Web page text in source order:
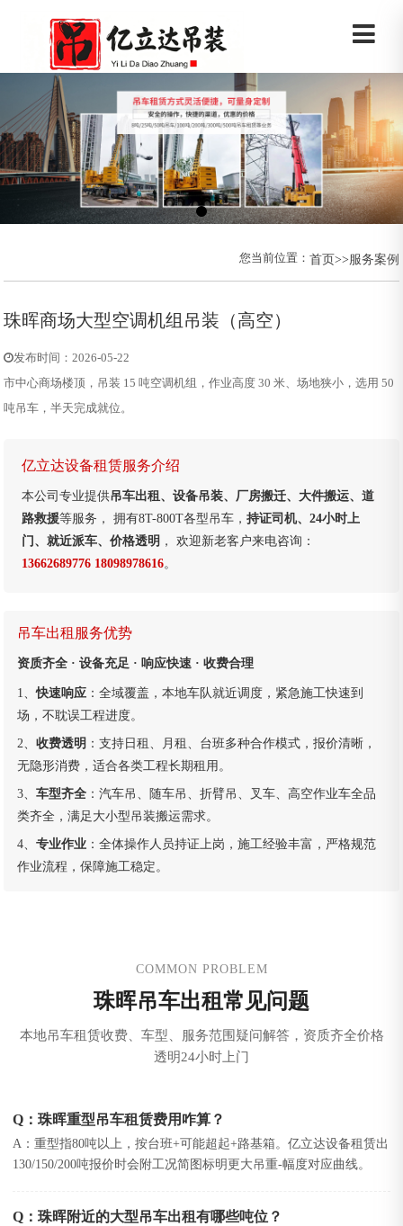
您当前位置： 首页>>服务案例
珠晖商场大型空调机组吊装（高空）
发布时间：2026-05-22
市中心商场楼顶，吊装 15 吨空调机组，作业高度 30 米、场地狭小，选用 50
吨吊车，半天完成就位。
亿立达设备租赁服务介绍
本公司专业提供吊车出租、设备吊装、厂房搬迁、大件搬运、道
路救援等服务， 拥有8T-800T各型吊车，持证司机、24小时上
门、就近派车、价格透明 ， 欢迎新老客户来电咨询：
13662689776 18098978616。
吊车出租服务优势
资质齐全 · 设备充足 · 响应快速 · 收费合理
1、快速响应 ：全域覆盖，本地车队就近调度，紧急施工快速到
场，不耽误工程进度。
2、收费透明 ：支持日租、月租、台班多种合作模式，报价清晰，
无隐形消费，适合各类工程长期租用。
3、车型齐全 ：汽车吊、随车吊、折臂吊、叉车、高空作业车全品
类齐全，满足大小型吊装搬运需求。
4、专业作业 ：全体操作人员持证上岗，施工经验丰富，严格规范
作业流程，保障施工稳定。
COMMON PROBLEM
珠晖吊车出租常见问题
本地吊车租赁收费、车型、服务范围疑问解答，资质齐全价格
透明24小时上门
Q：珠晖重型吊车租赁费用咋算？
A：重型指80吨以上，按台班+可能超起+路基箱。亿立达设备租赁出
130/150/200吨报价时会附工况简图标明更大吊重-幅度对应曲线。
Q：珠晖附近的大型吊车出租有哪些吨位？